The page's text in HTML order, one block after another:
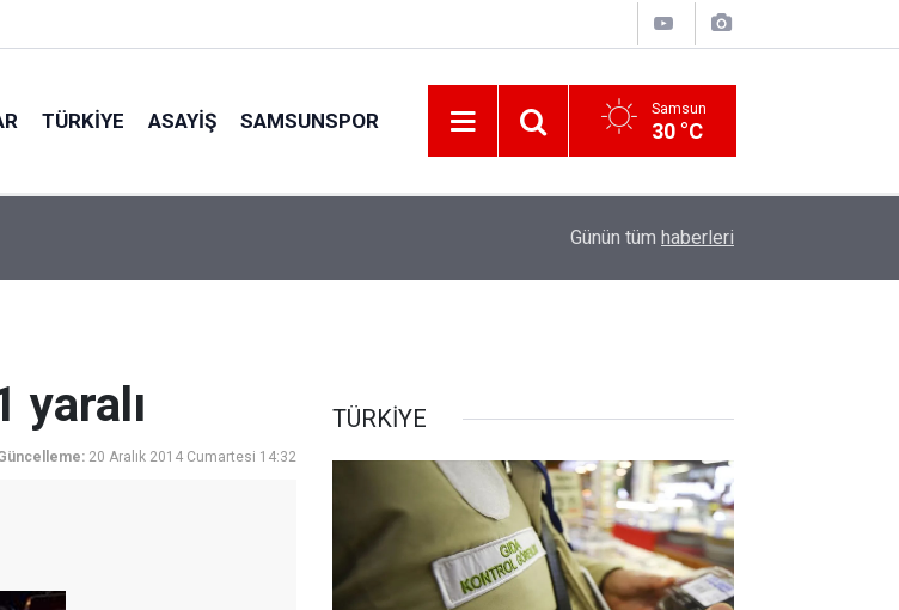
TÜRKİYE ASAYİŞ SAMSUNSPOR Samsun
30 °C
Atıl bina sosyal yaşam merkezine dönüştürüldü
Günün tüm haberleri
yaralı
20 Aralık 2014 Cumartesi 14:32
TÜRKİYE